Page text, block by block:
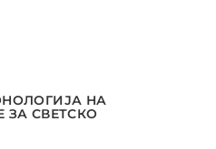
НА
ЗА СВЕТСКО